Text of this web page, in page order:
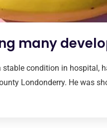
many
stable condition in hospital,
Londonderry. He was